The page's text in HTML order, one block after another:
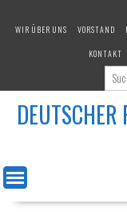
WIR ÜBER UNS
VORSTAND
KONTAKT
DEUTSCHER